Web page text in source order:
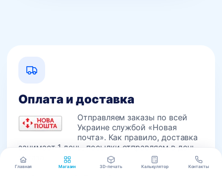
Главная Магазин 3D-печать Калькулятор Контакты
Оплата и доставка
Отправляем заказы по всей
Украине службой «Новая
почта». Как правило, доставка
занимает 1 день, посылки отправляем в день
заказа.